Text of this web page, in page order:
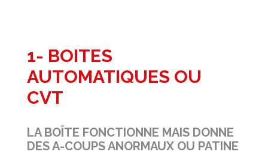
1- BOITES
AUTOMATIQUES OU
CVT
LA BOÎTE FONCTIONNE MAIS DONNE
DES A-COUPS ANORMAUX OU PATINE